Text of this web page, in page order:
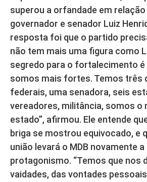
superou a orfandade em relação
governador e senador Luiz
resposta foi que o partido
não tem mais uma figura como
segredo para o fortalecimento é
somos mais fortes. Temos três
federais, uma senadora, seis
vereadores, militância, somos o
estado”, afirmou. Ele entende
briga se mostrou equivocado, e
união levará o MDB novamente
protagonismo. “Temos que nos
vaidades, das vontades